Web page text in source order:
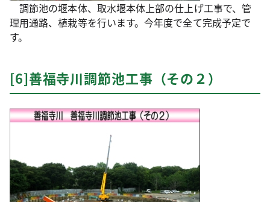
調節池の堰本体、取水堰本体上部の仕上げ工事で、管
理用通路、植栽等を行います。今年度で全て完成予定で
す。
[6]善福寺川調節池工事（その２）